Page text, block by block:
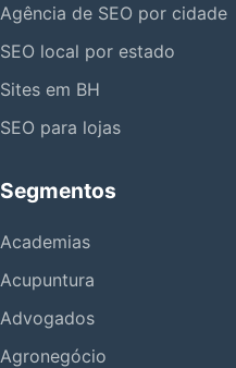
Agência de SEO por cidade
SEO local por estado
Sites em BH
SEO para lojas
Segmentos
Academias
Acupuntura
Advogados
Agronegócio